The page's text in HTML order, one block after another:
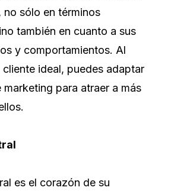
no sólo en términos
también en cuanto a sus
y comportamientos. Al
ideal, puedes adaptar
para atraer a más
es el corazón de su